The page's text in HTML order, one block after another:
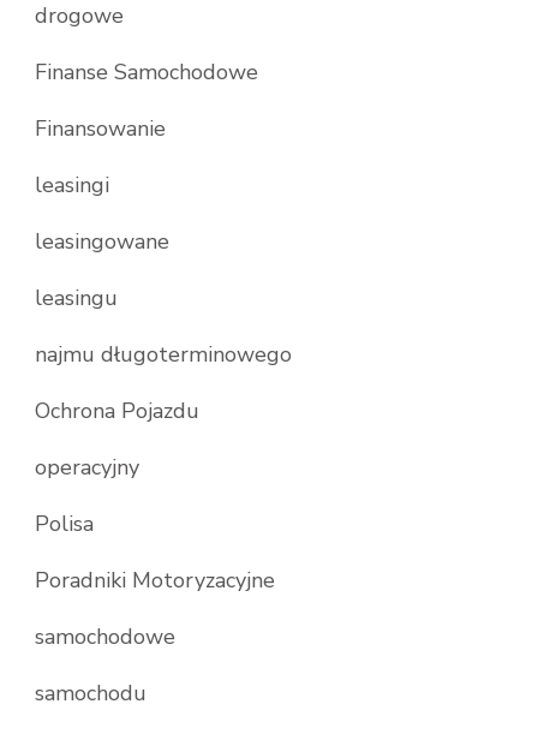
drogowe
Finanse Samochodowe
Finansowanie
leasingi
leasingowane
leasingu
najmu długoterminowego
Ochrona Pojazdu
operacyjny
Polisa
Poradniki Motoryzacyjne
samochodowe
samochodu